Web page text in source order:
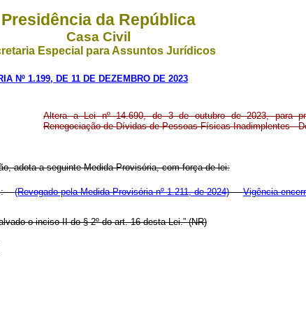
Presidência da República
Casa Civil
Especial para Assuntos Jurídicos
Nº 1.199, DE 11 DE DEZEMBRO DE 2023
Altera a Lei nº 14.690, de 3 de outubro de 2023, para
Renegociação de Dívidas de Pessoas Físicas Inadimplentes -
adota a seguinte Medida Provisória, com força de lei:
(Revogado pela Medida Provisória nº 1.211, de 2024)
Vigência
o inciso II do § 2º do art. 16 desta Lei.” (NR)